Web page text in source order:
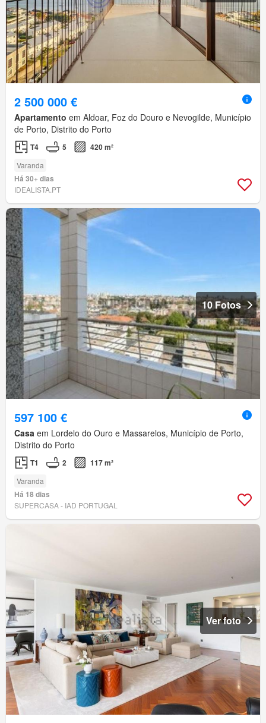
2 500 000 €
Apartamento em Aldoar, Foz do Douro e Nevogilde, Município
de Porto, Distrito do Porto
T4 5 420 m²
Varanda
Há 30+ dias
IDEALISTA.PT
10 Fotos
597 100 €
Casa em Lordelo do Ouro e Massarelos, Município de Porto,
Distrito do Porto
T1 2 117 m²
Varanda
Há 18 dias
SUPERCASA - IAD PORTUGAL
Ver foto